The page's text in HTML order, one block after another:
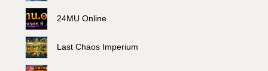
24MU Online
Last Chaos Imperium